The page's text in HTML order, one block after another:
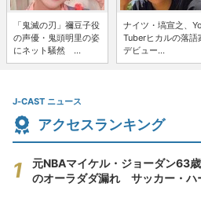
「鬼滅の刃」禰豆子役
の声優・鬼頭明里の姿
にネット騒然 ...
ナイツ・塙宣之、
Tuberヒカルの落語
デビュー...
J-CAST ニュース
アクセスランキング
元NBAマイケル・ジョーダン63
のオーラダダ漏れ サッカー・ハ